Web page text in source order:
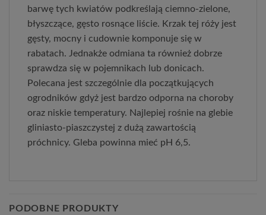
barwę tych kwiatów podkreślają ciemno-zielone,
błyszczące, gęsto rosnące liście. Krzak tej róży jest
gęsty, mocny i cudownie komponuje się w
rabatach. Jednakże odmiana ta również dobrze
sprawdza się w pojemnikach lub donicach.
Polecana jest szczególnie dla początkujących
ogrodników gdyż jest bardzo odporna na choroby
oraz niskie temperatury. Najlepiej rośnie na glebie
gliniasto-piaszczystej z dużą zawartością
próchnicy. Gleba powinna mieć pH 6,5.
PODOBNE PRODUKTY